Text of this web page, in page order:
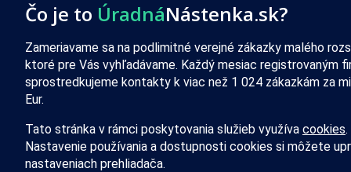
Čo je to ÚradnáNástenka.sk?
Zameriavame sa na podlimitné verejné zákazky malého
ktoré pre Vás vyhľadávame. Každý mesiac registrovaným
sprostredkujeme kontakty k viac než 1 024 zákazkám za
Eur.
Tato stránka v rámci poskytovania služieb využíva cookies.
Nastavenie používania a dostupnosti cookies si môžete
nastaveniach prehliadača.